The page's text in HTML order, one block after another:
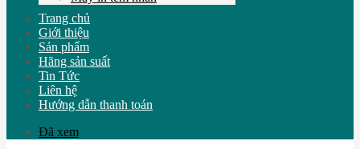
Trang chủ
Giới thiệu
Sản phẩm
Hãng sản suất
Tin Tức
Liên hệ
Hướng dẫn thanh toán
Đã xem